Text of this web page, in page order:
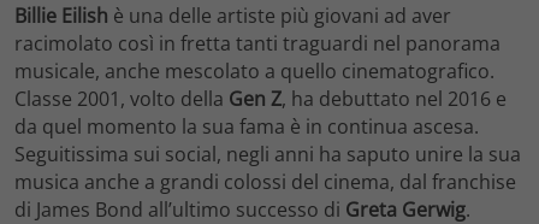
Billie Eilish è una delle artiste più giovani ad aver
racimolato così in fretta tanti traguardi nel panorama
musicale, anche mescolato a quello cinematografico.
Classe 2001, volto della Gen Z, ha debuttato nel 2016 e
da quel momento la sua fama è in continua ascesa.
Seguitissima sui social, negli anni ha saputo unire la sua
musica anche a grandi colossi del cinema, dal franchise
di James Bond all’ultimo successo di Greta Gerwig.